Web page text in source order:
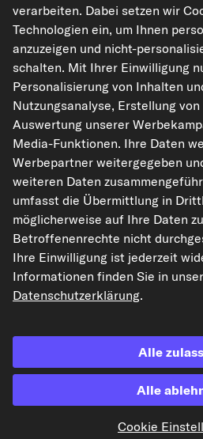
kfzteile24.de
carpardoo.dk
Die hier dargestellten Daten, insbesondere
nicht vervielfältigt werden. Die
der Datenbank ohne vorherige Einwilligung
Einbeziehung Dritter in solche Aktivitäten ist
unautorisierte Nutzung von Inhalten stellt
dar und kann rechtliche Schritte nach sich
Vertrag widerrufen
© 2026 kfzteile24 GmbH - Alle Rechte
¹„Gratis Versand“ oder „ohne
deutschen Versandkostenpauschale von
verarbeiten. Dabei setzen wir
Technologien ein, um Ihnen
anzuzeigen und nicht-
schalten. Mit Ihrer Einwilligung
Personalisierung von Inhalten
Nutzungsanalyse, Erstellung
Auswertung unserer
Media-Funktionen. Ihre Daten
Werbepartner weitergegeben
weiteren Daten
umfasst die Übermittlung in
möglicherweise auf Ihre Daten
Betroffenenrechte nicht
Ihre Einwilligung ist jederzeit
Informationen finden Sie in
Datenschutzerklärung.
Alle
Alle
Cookie